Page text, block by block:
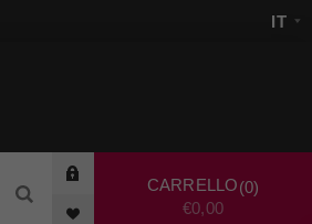
CARRELLO 0
€0,00